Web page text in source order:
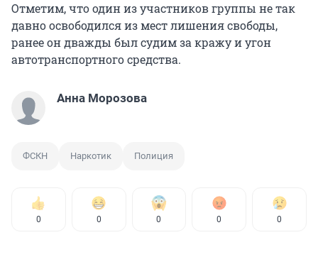
Отметим, что один из участников группы не так
давно освободился из мест лишения свободы,
ранее он дважды был судим за кражу и угон
автотранспортного средства.
Анна Морозова
ФСКН Наркотик Полиция
0 0 0 0 0